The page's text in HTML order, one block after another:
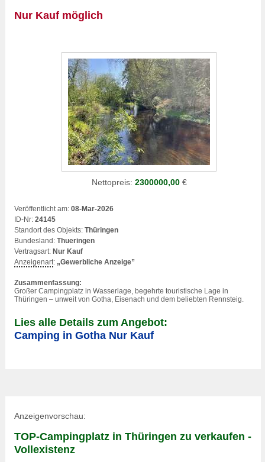
Nur Kauf möglich
Nettopreis: 2300000,00€
Veröffentlicht am: 08-Mar-2026
ID-Nr: 24145
Standort des Objekts: Thüringen
Bundesland: Thueringen
Vertragsart: Nur Kauf
Anzeigenart: „Gewerbliche Anzeige”
Zusammenfassung:
Großer Campingplatz in Wasserlage, begehrte touristische Lage in
Thüringen – unweit von Gotha, Eisenach und dem beliebten Rennsteig.
Lies alle Details zum Angebot:
Camping in Gotha Nur Kauf
Anzeigenvorschau:
TOP-Campingplatz in Thüringen zu verkaufen -
Vollexistenz